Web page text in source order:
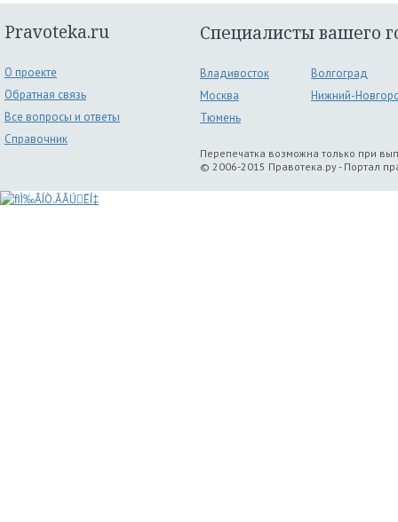
Pravoteka.ru
О проекте
Обратная связь
Все вопросы и ответы
Справочник
Специалисты вашего
Владивосток
Волгоград
Москва
Нижний-
Тюмень
Перепечатка возможна только при
© 2006-2015 Правотека.ру - Портал